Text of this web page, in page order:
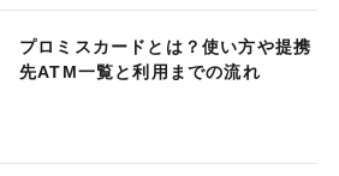
プロミスカードとは？使い方や提携
先ATM一覧と利用までの流れ